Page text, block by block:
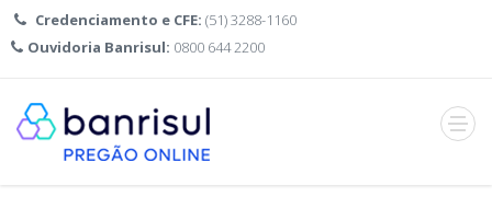
Credenciamento e CFE: (51) 3288-1160
Ouvidoria Banrisul: 0800 644 2200
Abrir
menu